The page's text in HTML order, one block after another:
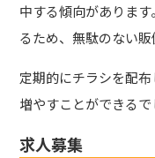
中する傾向がありま
るため、無駄のない販
定期的にチラシを配
増やすことができるで
求人募集